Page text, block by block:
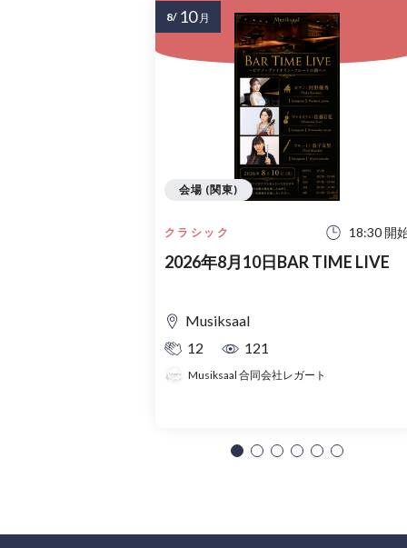
クラシック 18:30 開
2026年8月10日BAR TIME LIVE
Musiksaal
12
121
Musiksaal 合同会社レガート
会場 (関東)
8/ 10 月